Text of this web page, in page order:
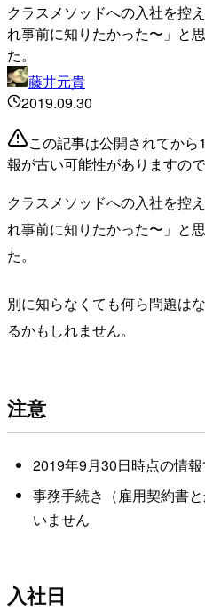
クラスメソッドへの入社を控
れ事前に知りたかった〜」と
た。
藤井元貴
2019.09.30
この記事は公開されてか
報が古い可能性がありますの
クラスメソッドへの入社を控
れ事前に知りたかった〜」と
た。
別に知らなくても何ら問題は
るかもしれません。
注意
2019年9月30日時点の情
事務手続き（雇用契約書
いません
入社日